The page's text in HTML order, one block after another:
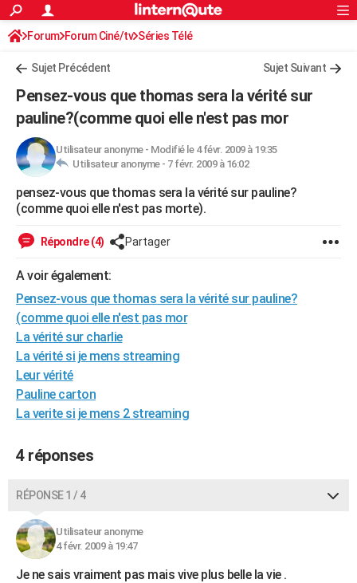
ACTUALITÉS
Politique
Société
Faits Divers
Education
Monde
Villes
+
Programme TV
Streaming
Sorties cinéma
Musique
FINANCE
Retraite
Impôts
Epargne
Immobilier
Risques naturels par ville
Banque
Assurance
Crédit
AUTO
Essais
Réserver un essai
Citadines
Berlines
SUV
Forum auto
HIGH-TECH
Mobiles
Meilleur smartphone
Internet
Ordinateurs
Jeux vidéo
Guide high-tech
+BRICOLAGE
Forum
Aménagement intérieur
Extérieur
Cuisine
Salle de bains
Jardinage
Rangement
WEEK-END
Guides de France
Escapades
Patrimoine
Expositions
Musées
Week-end nature
+LIFESTYLE
Art de vivre
Bien-être
Loisirs
Mode
Modes de vie
SANTE
Alimentation
Guide de la santé
Maladies
Médicaments
Sommeil
VOYAGE
Destinations
City break
Voyage nature
Voyage de noces
Forum
Climat
+PHOTO
GUIDES D'ACHAT
Carte de Noël
Carte Bonne année
Carte Saint-Valentin
Carte Pâques
Carte d'anniversaire
Dictionnaire
Biographies
Citations
Expressions
Proverbes
PROGRAMME TV
COPAINS D'AVANT
S'inscrire
Connexion
Forum Forum Ciné/tv Séries Télé
Sujet Précédent Sujet Suivant
Pensez-vous que thomas sera la vérité sur
pauline?(comme quoi elle n'est pas mor
Utilisateur anonyme- Modifié le 4 févr. 2009 à 19:35
Utilisateur anonyme - 7 févr. 2009 à 16:02
pensez-vous que thomas sera la vérité sur pauline?
(comme quoi elle n'est pas morte).
Répondre (4) Partager
A voir également:
Pensez-vous que thomas sera la vérité sur pauline?
(comme quoi elle n'est pas mor
La vérité sur charlie
La vérité si je mens streaming
Leur vérité
Pauline carton
La verite si je mens 2 streaming
4 réponses
RÉPONSE 1 / 4
Utilisateur anonyme
4 févr. 2009 à 19:47
Je ne sais vraiment pas mais vive plus belle la vie .